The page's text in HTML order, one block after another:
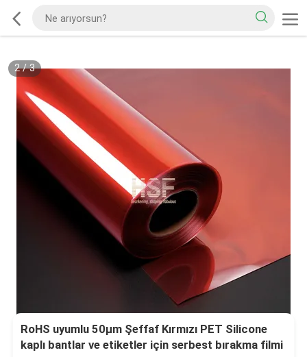
2/3
RoHS uyumlu 50μm Şeffaf Kırmızı PET Silicone
kaplı bantlar ve etiketler için serbest bırakma filmi